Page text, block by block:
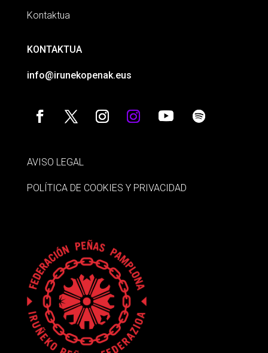
Kontaktua
KONTAKTUA
info@irunekopenak.eus
AVISO LEGAL
POLÍTICA DE COOKIES Y PRIVACIDAD